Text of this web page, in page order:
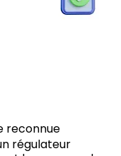
reconnue
régulateur